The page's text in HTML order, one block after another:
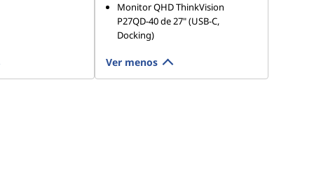
Monitor QHD ThinkVision
P27QD-40 de 27" (USB-C,
Docking)
Ver menos